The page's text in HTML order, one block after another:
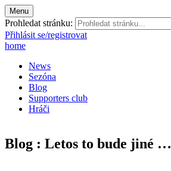
Menu
Prohledat stránku:
Přihlásit se/registrovat
home
News
Sezóna
Blog
Supporters club
Hráči
Blog : Letos to bude jiné …